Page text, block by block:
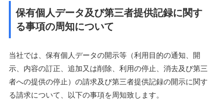
保有個人データ及び第三者提供記録に関す
る事項の周知について
当社では、保有個人データの開示等（利用目的の通知、開
示、内容の訂正、追加又は削除、利用の停止、消去及び第三
者への提供の停止）の請求及び第三者提供記録の開示に関す
る請求について、以下の事項を周知致します。